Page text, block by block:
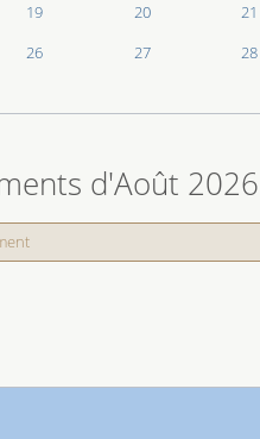
19 20 21
26 27 28
d'Août 2026